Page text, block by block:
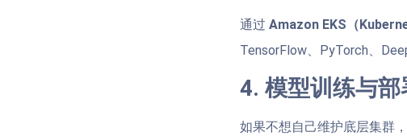
通过 Amazon EKS（
TensorFlow、PyTorch、
4. 模型训练与部
如果不想自己维护底层集群